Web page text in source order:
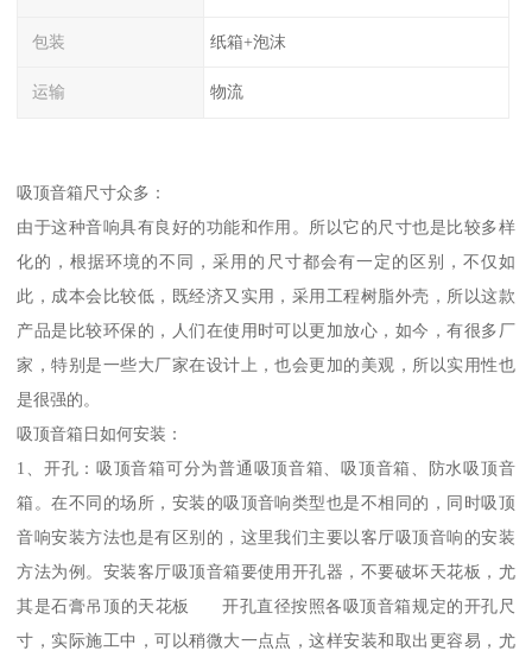
包装 纸箱+泡沫
运输 物流
吸顶音箱尺寸众多：
由于这种音响具有良好的功能和作用。所以它的尺寸也是比较多样
化的，根据环境的不同，采用的尺寸都会有一定的区别，不仅如
此，成本会比较低，既经济又实用，采用工程树脂外壳，所以这款
产品是比较环保的，人们在使用时可以更加放心，如今，有很多厂
家，特别是一些大厂家在设计上，也会更加的美观，所以实用性也
是很强的。
吸顶音箱日如何安装：
1、开孔：吸顶音箱可分为普通吸顶音箱、吸顶音箱、防水吸顶音
箱。在不同的场所，安装的吸顶音响类型也是不相同的，同时吸顶
音响安装方法也是有区别的，这里我们主要以客厅吸顶音响的安装
方法为例。安装客厅吸顶音箱要使用开孔器，不要破坏天花板，尤
其是石膏吊顶的天花板 开孔直径按照各吸顶音箱规定的开孔尺
寸，实际施工中，可以稍微大一点点，这样安装和取出更容易，尤